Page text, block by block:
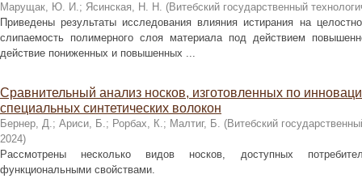
Марущак, Ю. И.; Ясинская, Н. Н. (Витебский государственный
Приведены результаты исследования влияния истирания на
слипаемость полимерного слоя материала под действием
действие пониженных и повышенных ...
Сравнительный анализ носков, изготовленных по
специальных синтетических волокон
Бернер, Д.; Ариси, Б.; Рорбах, К.; Малтиг, Б. (Витебский
2024)
Рассмотрены несколько видов носков, доступных
функциональными свойствами.